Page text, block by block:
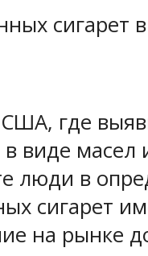
сигарет
где
виде
люди в
сигарет
на рынке